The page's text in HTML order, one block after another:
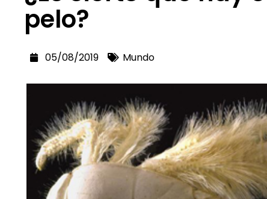
pelo?
05/08/2019 Mundo